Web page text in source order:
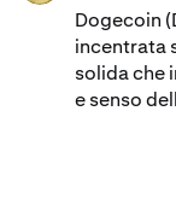
Dogecoin
incentrata
solida che
e senso